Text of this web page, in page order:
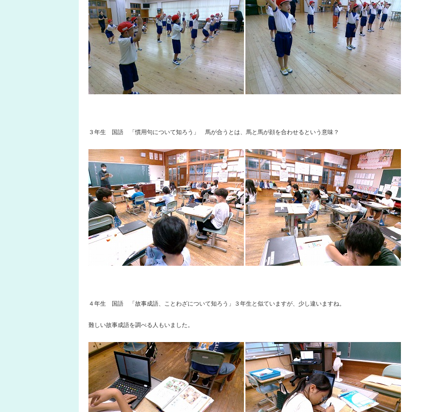
３年生 国語 「慣用句について知ろう」 馬が合うとは、馬と馬が顔を合わせるという意味？
４年生 国語 「故事成語、ことわざについて知ろう」３年生と似ていますが、少し違いますね。
難しい故事成語を調べる人もいました。